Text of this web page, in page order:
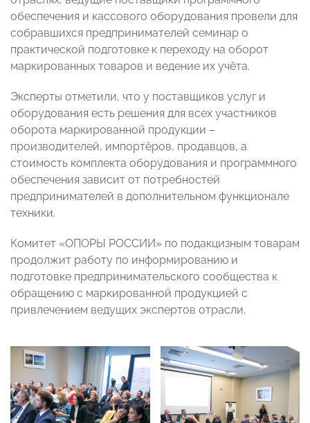
обеспечения и кассового оборудования провели для
собравшихся предпринимателей семинар о
практической подготовке к переходу на оборот
маркированных товаров и ведение их учёта.
Эксперты отметили, что у поставщиков услуг и
оборудования есть решения для всех участников
оборота маркированной продукции –
производителей, импортёров, продавцов, а
стоимость комплекта оборудования и программного
обеспечения зависит от потребностей
предпринимателей в дополнительном функционале
техники.
Комитет «ОПОРЫ РОССИИ» по подакцизным товарам
продолжит работу по информированию и
подготовке предпринимательского сообщества к
обращению с маркированной продукцией с
привлечением ведущих экспертов отрасли.